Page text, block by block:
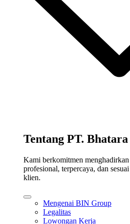
Tentang PT.
Kami berkomitmen
profesional, terpercaya, dan
klien.
Mengenai BIN Group
Legalitas
Lowongan Kerja